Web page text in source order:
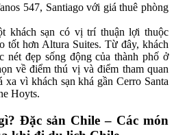
547, Santiago với giá thuê phòng
khách sạn có vị trí thuận lợi thuộc
tốt hơn Altura Suites. Từ đây, khách
nét đẹp sống động của thành phố ở
về điểm thú vị và điểm tham quan
vì khách sạn khá gần Cerro Santa
Hoyts.
Đặc sản Chile – Các món